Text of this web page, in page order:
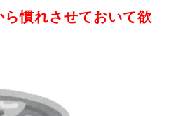
慣れさせておいて欲